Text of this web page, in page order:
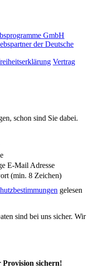
GmbH
der Deutsche
Vertrag
schon sind Sie dabei.
E-Mail Adresse
(min. 8 Zeichen)
gelesen
sind bei uns sicher. Wir
sichern!